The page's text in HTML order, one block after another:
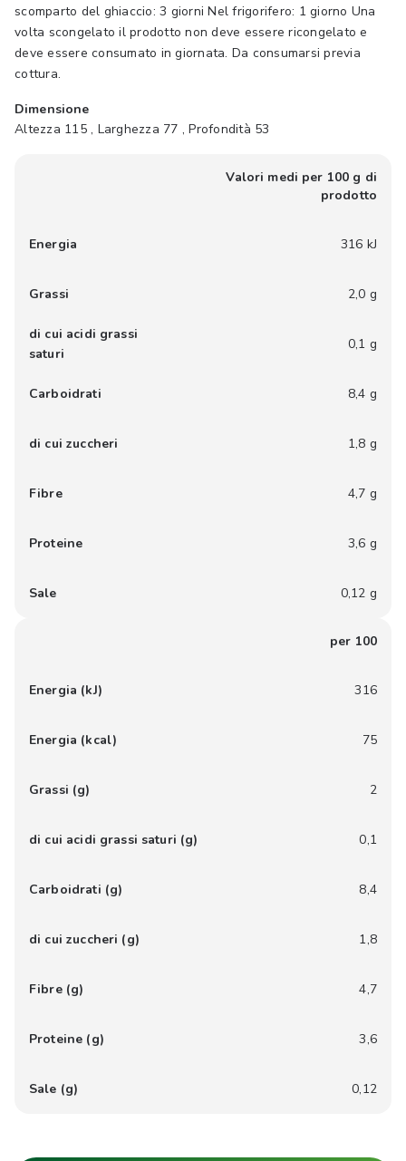
scomparto del ghiaccio: 3 giorni Nel frigorifero: 1 giorno Una
volta scongelato il prodotto non deve essere ricongelato e
deve essere consumato in giornata. Da consumarsi previa
cottura.
Dimensione
Altezza 115 , Larghezza 77 , Profondità 53
Valori medi per 100 g di
prodotto
Energia 316 kJ
Grassi 2,0 g
di cui acidi grassi
saturi
0,1 g
Carboidrati 8,4 g
di cui zuccheri 1,8 g
Fibre 4,7 g
Proteine 3,6 g
Sale 0,12 g
per 100
Energia (kJ) 316
Energia (kcal) 75
Grassi (g) 2
di cui acidi grassi saturi (g) 0,1
Carboidrati (g) 8,4
di cui zuccheri (g) 1,8
Fibre (g) 4,7
Proteine (g) 3,6
Sale (g) 0,12